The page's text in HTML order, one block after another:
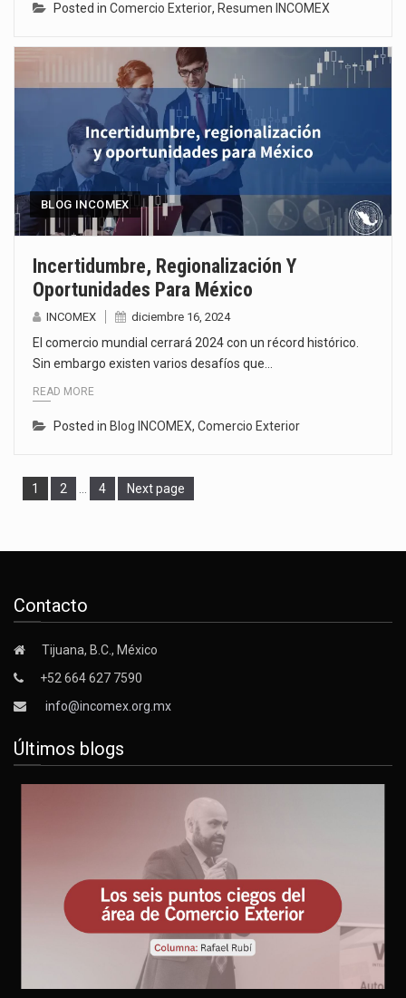
Posted in Comercio Exterior, Resumen INCOMEX
BLOG INCOMEX
Incertidumbre, Regionalización Y
Oportunidades Para México
INCOMEX diciembre 16, 2024
El comercio mundial cerrará 2024 con un récord histórico.
Sin embargo existen varios desafíos que…
READ MORE
Posted in Blog INCOMEX, Comercio Exterior
Page
1 Page
2 Page
4 Next page
Contacto
Tijuana, B.C., México
+52 664 627 7590
info@incomex.org.mx
Últimos blogs